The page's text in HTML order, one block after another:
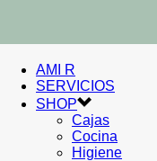
AMI R
SERVICIOS
SHOP
Cajas
Cocina
Higiene